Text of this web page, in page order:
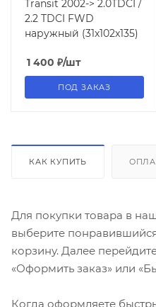
Transit 2002-> 2.0TDCI /
2.2 TDCI FWD
наружный (31x102x135)
1 400 ₽/шт
ПОД ЗАКАЗ
КАК КУПИТЬ
Для покупки товара в
выберите
корзину. Далее
«Оформить заказ» или
Когда оформляете